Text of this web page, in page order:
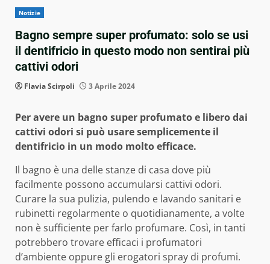
Notizie
Bagno sempre super profumato: solo se usi
il dentifricio in questo modo non sentirai più
cattivi odori
Flavia Scirpoli 3 Aprile 2024
Per avere un bagno super profumato e libero dai
cattivi odori si può usare semplicemente il
dentifricio in un modo molto efficace.
Il bagno è una delle stanze di casa dove più
facilmente possono accumularsi cattivi odori.
Curare la sua pulizia, pulendo e lavando sanitari e
rubinetti regolarmente o quotidianamente, a volte
non è sufficiente per farlo profumare. Così, in tanti
potrebbero trovare efficaci i profumatori
d’ambiente oppure gli erogatori spray di profumi.